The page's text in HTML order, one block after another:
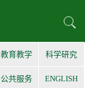
教育教学 科学研究
公共服务 ENGLISH